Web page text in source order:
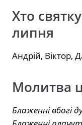
Хто
липня
Андрій, Віктор,
Молитва
Блаженні вбогі